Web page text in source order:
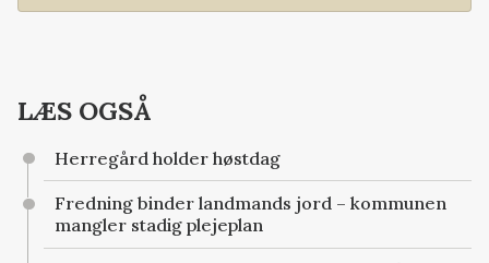
LÆS OGSÅ
Herregård holder høstdag
Fredning binder landmands jord – kommunen
mangler stadig plejeplan